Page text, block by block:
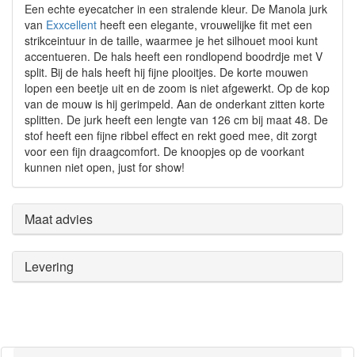
Een echte eyecatcher in een stralende kleur. De Manola jurk
van Exxcellent heeft een elegante, vrouwelijke fit met een
strikceintuur in de taille, waarmee je het silhouet mooi kunt
accentueren. De hals heeft een rondlopend boodrdje met V
split. Bij de hals heeft hij fijne plooitjes. De korte mouwen
lopen een beetje uit en de zoom is niet afgewerkt. Op de kop
van de mouw is hij gerimpeld. Aan de onderkant zitten korte
splitten. De jurk heeft een lengte van 126 cm bij maat 48. De
stof heeft een fijne ribbel effect en rekt goed mee, dit zorgt
voor een fijn draagcomfort. De knoopjes op de voorkant
kunnen niet open, just for show!
Maat advies
Levering